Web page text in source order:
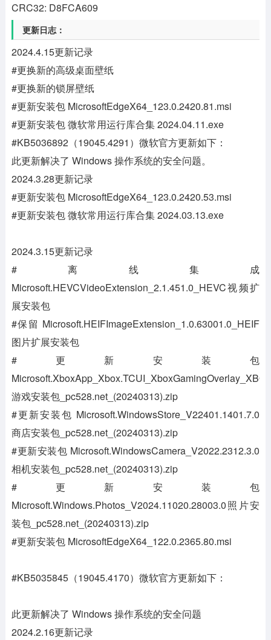
CRC32: D8FCA609
更新日志：
2024.4.15更新记录
#更换新的高级桌面壁纸
#更换新的锁屏壁纸
#更新安装包 MicrosoftEdgeX64_123.0.2420.81.msi
#更新安装包 微软常用运行库合集 2024.04.11.exe
#KB5036892（19045.4291）微软官方更新如下：
此更新解决了 Windows 操作系统的安全问题。
2024.3.28更新记录
#更新安装包 MicrosoftEdgeX64_123.0.2420.53.msi
#更新安装包 微软常用运行库合集 2024.03.13.exe
2024.3.15更新记录
#离线集成
Microsoft.HEVCVideoExtension_2.1.451.0_HEVC视频扩
展安装包
#保留 Microsoft.HEIFImageExtension_1.0.63001.0_HEIF
图片扩展安装包
#更新安装包
游戏安装包_pc528.net_(20240313).zip
#更新安装包 Microsoft.WindowsStore_V22401.1401.7.0
商店安装包_pc528.net_(20240313).zip
#更新安装包 Microsoft.WindowsCamera_V2022.2312.3.0
相机安装包_pc528.net_(20240313).zip
#更新安装包
Microsoft.Windows.Photos_V2024.11020.28003.0照片安
装包_pc528.net_(20240313).zip
#更新安装包 MicrosoftEdgeX64_122.0.2365.80.msi
#KB5035845（19045.4170）微软官方更新如下：
此更新解决了 Windows 操作系统的安全问题
2024.2.16更新记录